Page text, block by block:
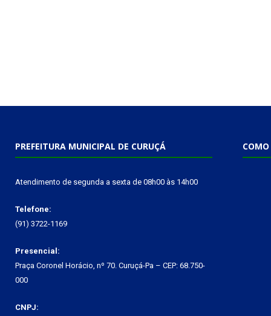
PREFEITURA MUNICIPAL DE CURUÇÁ
Atendimento de segunda a sexta de 08h00 às 14h00
Telefone:
(91) 3722-1169
Presencial:
Praça Coronel Horácio, nº 70. Curuçá-Pa – CEP: 68.750-
000
CNPJ:
COMO